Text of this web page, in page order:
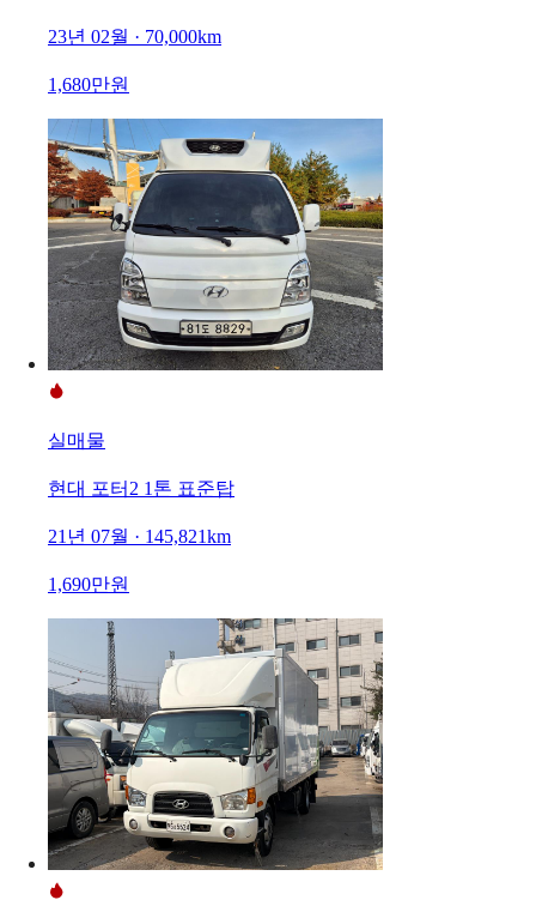
23년 02월 · 70,000km
1,680만원
실매물
현대 포터2 1톤 표준탑
21년 07월 · 145,821km
1,690만원